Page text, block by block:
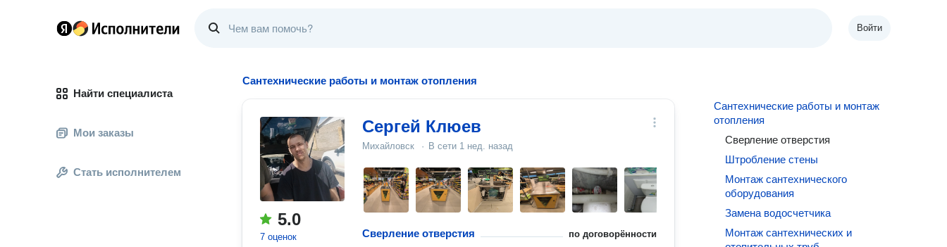
Войти
Найти специалиста
Мои заказы
Стать исполнителем
Сантехнические работы и монтаж отопления
5.0
7 оценок
Сергей Клюев
Михайловск · В сети 1 нед. назад
Сверление отверстия по договорённости
Сантехнические работы и монтаж
отопления
Сверление отверстия
Штробление стены
Монтаж сантехнического
оборудования
Замена водосчетчика
Монтаж сантехнических и